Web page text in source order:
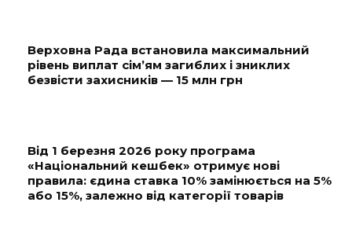
Верховна Рада встановила максимальний
рівень виплат сім’ям загиблих і зниклих
безвісти захисників — 15 млн грн
Від 1 березня 2026 року програма
«Національний кешбек» отримує нові
правила: єдина ставка 10% замінюється на 5%
або 15%, залежно від категорії товарів